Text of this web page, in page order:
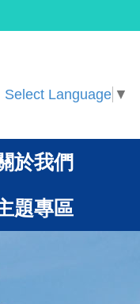
Select Language ▼
於我們
題專區